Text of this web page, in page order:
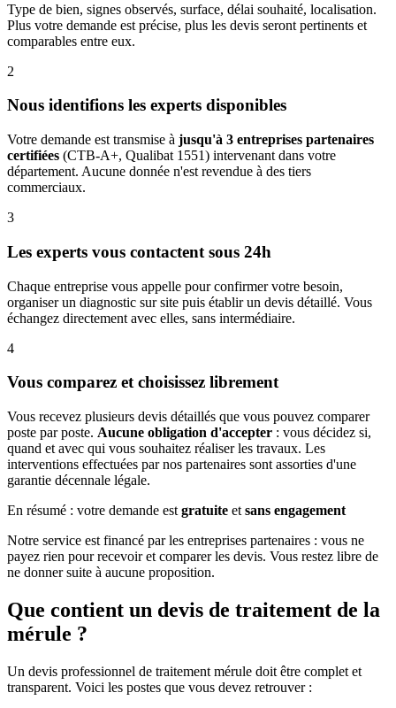
Type de bien, signes observés, surface, délai souhaité, localisation.
Plus votre demande est précise, plus les devis seront pertinents et
comparables entre eux.
2
Nous identifions les experts disponibles
Votre demande est transmise à jusqu'à 3 entreprises partenaires
certifiées (CTB-A+, Qualibat 1551) intervenant dans votre
département. Aucune donnée n'est revendue à des tiers
commerciaux.
3
Les experts vous contactent sous 24h
Chaque entreprise vous appelle pour confirmer votre besoin,
organiser un diagnostic sur site puis établir un devis détaillé. Vous
échangez directement avec elles, sans intermédiaire.
4
Vous comparez et choisissez librement
Vous recevez plusieurs devis détaillés que vous pouvez comparer
poste par poste. Aucune obligation d'accepter : vous décidez si,
quand et avec qui vous souhaitez réaliser les travaux. Les
interventions effectuées par nos partenaires sont assorties d'une
garantie décennale légale.
En résumé : votre demande est gratuite et sans engagement
Notre service est financé par les entreprises partenaires : vous ne
payez rien pour recevoir et comparer les devis. Vous restez libre de
ne donner suite à aucune proposition.
Que contient un devis de traitement de la
mérule ?
Un devis professionnel de traitement mérule doit être complet et
transparent. Voici les postes que vous devez retrouver :